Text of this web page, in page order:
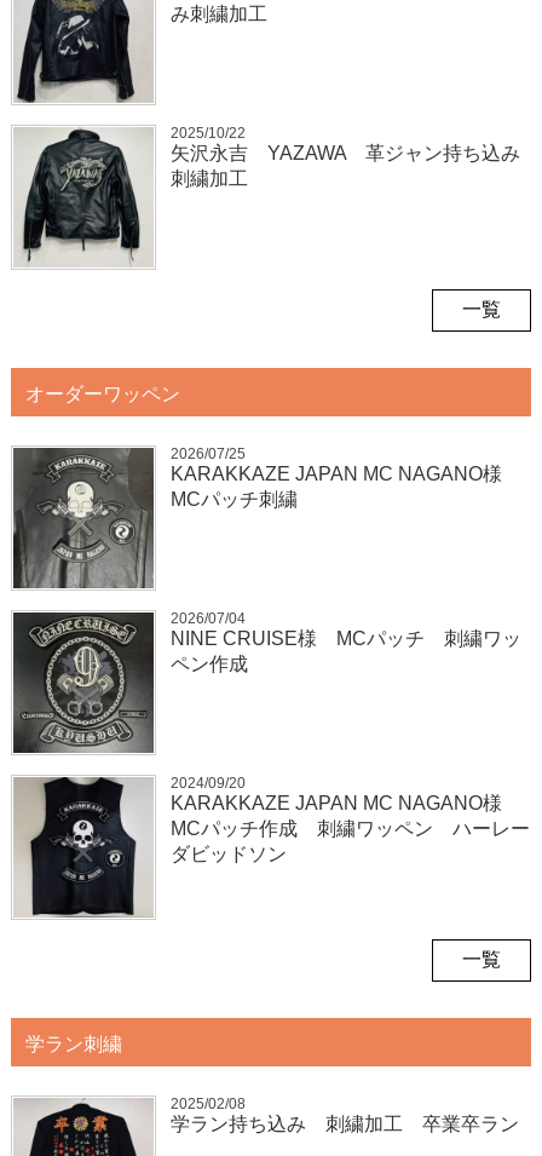
み刺繍加工
2025/10/22
矢沢永吉 YAZAWA 革ジャン持ち込み
刺繍加工
一覧
オーダーワッペン
2026/07/25
KARAKKAZE JAPAN MC NAGANO様
MCパッチ刺繍
2026/07/04
NINE CRUISE様 MCパッチ 刺繍ワッ
ペン作成
2024/09/20
KARAKKAZE JAPAN MC NAGANO様
MCパッチ作成 刺繍ワッペン ハーレー
ダビッドソン
一覧
学ラン刺繍
2025/02/08
学ラン持ち込み 刺繍加工 卒業卒ラン